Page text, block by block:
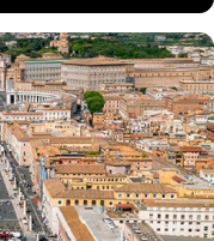
sahip devleti
benzeri
ve pasaport sistemi
esasına
Vatikan
devlet adına